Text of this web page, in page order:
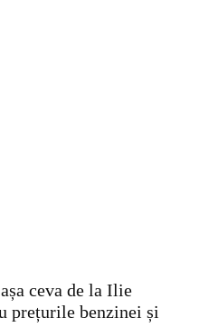
ceva de la Ilie
prețurile benzinei și